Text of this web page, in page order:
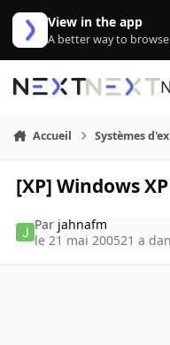
Aller au contenu
View in the app
A better way to
Accueil Systèmes
[XP] Windows
Par jahnafm
le 21 mai 200521 a